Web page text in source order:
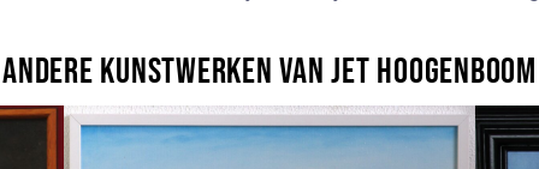
Andere kunstwerken van Jet Hoogenboom